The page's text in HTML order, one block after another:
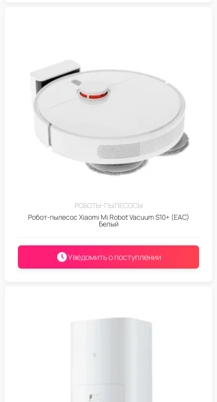
РОБОТЫ-ПЫЛЕСОСЫ
Робот-пылесос Xiaomi Mi Robot Vacuum S10+ (EAC)
Белый
Уведомить о поступлении